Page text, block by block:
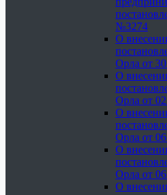
№3274
О
Орла от
О
Орла от
О
Орла от
О
Орла от
О